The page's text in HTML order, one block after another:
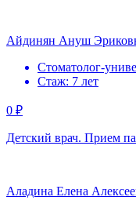
Айдинян Ануш
Стоматолог-
Стаж: 7 лет
0 ₽
Детский врач. Прием
Аладина Елена